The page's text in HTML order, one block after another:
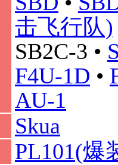
击飞行队)
SB2C-3 •
F4U-1D •
AU-1
Skua
PL101(爆